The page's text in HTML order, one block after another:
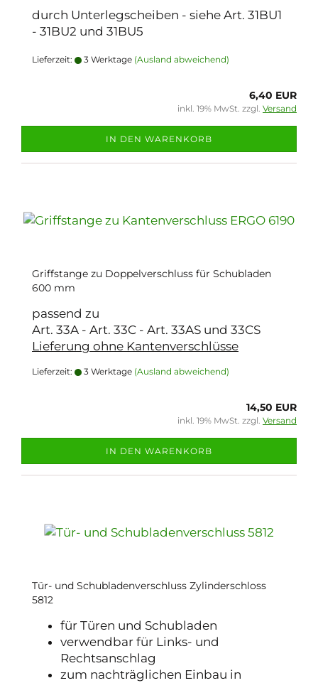
durch Unterlegscheiben - siehe Art. 31BU1
- 31BU2 und 31BU5
Lieferzeit: 3 Werktage (Ausland abweichend)
6,40 EUR
inkl. 19% MwSt. zzgl. Versand
IN DEN WARENKORB
Griffstange zu Doppelverschluss für Schubladen
600 mm
passend zu
Art. 33A - Art. 33C - Art. 33AS und 33CS
Lieferung ohne Kantenverschlüsse
Lieferzeit: 3 Werktage (Ausland abweichend)
14,50 EUR
inkl. 19% MwSt. zzgl. Versand
IN DEN WARENKORB
Tür- und Schubladenverschluss Zylinderschloss
5812
für Türen und Schubladen
verwendbar für Links- und
Rechtsanschlag
zum nachträglichen Einbau in